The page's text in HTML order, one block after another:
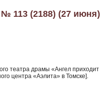
№ 113 (2188) (27 июня)
театра драмы «Ангел приходит
центра «Аэлита» в Томске].